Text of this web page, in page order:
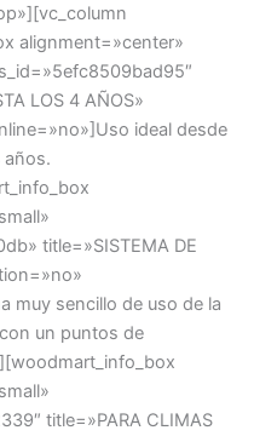
alignment=»center»
LOS 4 AÑOS»
ideal desde
años.
title=»SISTEMA DE
muy sencillo de uso de la
un puntos de
title=»PARA CLIMAS